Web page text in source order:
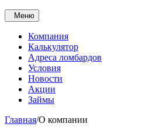
Меню
Компания
Калькулятор
Адреса ломбардов
Условия
Новости
Акции
Займы
Главная/О компании